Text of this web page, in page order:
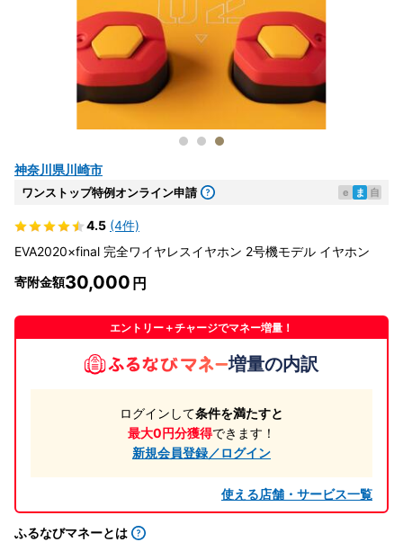
神奈川県川崎市
ワンストップ特例オンライン申請 e ま 自
4.5 (4件)
EVA2020×final 完全ワイヤレスイヤホン 2号機モデル イヤホン
寄附金額30,000
エントリー＋チャージでマネー増量！
増量の内訳
ログインして条件を満たすと
最大0円分獲得できます！
新規会員登録／ログイン
使える店舗・サービス一覧
ふるなびマネーとは